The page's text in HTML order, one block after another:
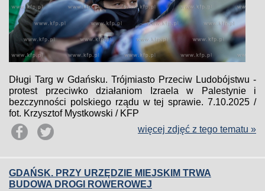
Długi Targ w Gdańsku. Trójmiasto Przeciw Ludobójstwu -
protest przeciwko działaniom Izraela w Palestynie i
bezczynności polskiego rządu w tej sprawie. 7.10.2025 /
fot. Krzysztof Mystkowski / KFP
więcej zdjęć z tego tematu »
GDAŃSK. PRZY URZĘDZIE MIEJSKIM TRWA
BUDOWA DROGI ROWEROWEJ